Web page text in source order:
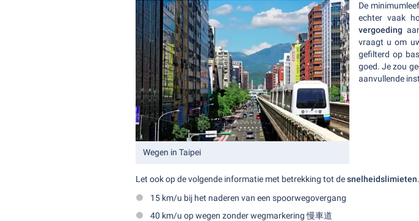
Wegen in Taipei
De
echter vaak
vergoeding
vraagt u om
gefilterd op
goed. Je zou
aanvullende
Let ook op de volgende informatie met betrekking tot desnelheidslimieten.
15 km/u bij het naderen van een spoorwegovergang
40 km/u op wegen zonder wegmarkering 慢車道